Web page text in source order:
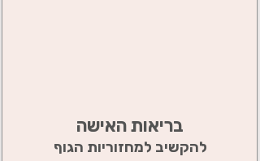
בריאות האישה
להקשיב למחזוריות הגוף